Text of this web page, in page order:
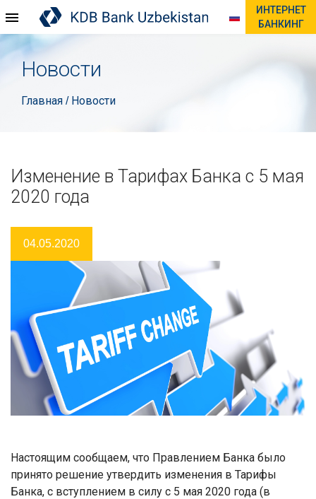
ИНТЕРНЕТ
БАНКИНГ
Новости
Главная / Новости
Изменение в Тарифах Банка с 5 мая
2020 года
04.05.2020
Настоящим сообщаем, что Правлением Банка было
принято решение утвердить изменения в Тарифы
Банка, с вступлением в силу с 5 мая 2020 года (в